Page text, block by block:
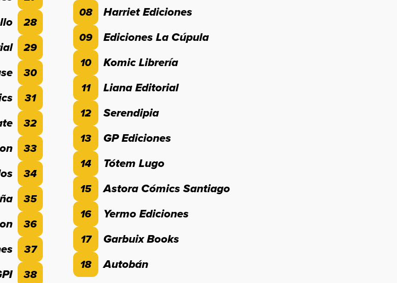
28
29
30
31
32
33
34
35
36
37
38
08 Harriet Ediciones
09 Ediciones La Cúpula
10 Komic Librería
11 Liana Editorial
12 Serendipia
13 GP Ediciones
14 Tótem Lugo
15 Astora Cómics Santiago
16 Yermo Ediciones
17 Garbuix Books
18 Autobán